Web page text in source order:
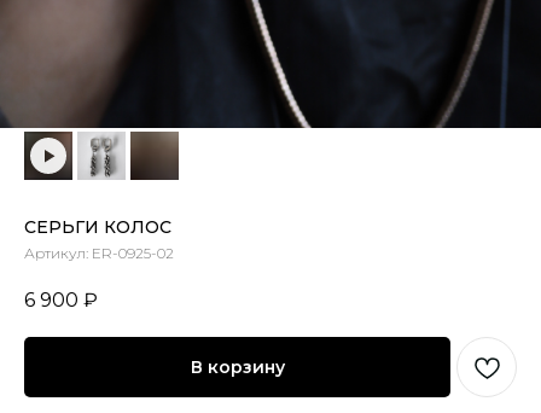
СЕРЬГИ КОЛОС
Артикул: ER-0925-02
6 900 ₽
В корзину